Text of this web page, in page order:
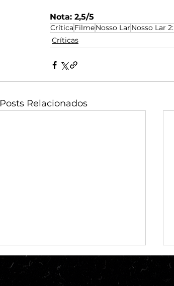
Nota: 2,5/5
Crítica FilmeNosso Lar Nosso Lar
Críticas
Posts Relacionados